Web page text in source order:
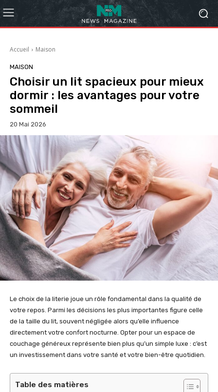
Accueil Maison
MAISON
Choisir un lit spacieux pour mieux
dormir : les avantages pour votre
sommeil
20 Mai 2026
Le choix de la literie joue un rôle fondamental dans la qualité de
votre repos. Parmi les décisions les plus importantes figure celle
de la taille du lit, souvent négligée alors qu’elle influence
directement votre confort nocturne. Opter pour un espace de
couchage généreux représente bien plus qu’un simple luxe : c’est
un investissement dans votre santé et votre bien-être quotidien.
Table des matières